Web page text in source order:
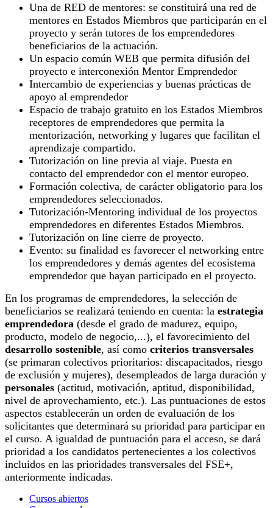
Una de RED de mentores: se constituirá una red de
mentores en Estados Miembros que participarán en el
proyecto y serán tutores de los emprendedores
beneficiarios de la actuación.
Un espacio común WEB que permita difusión del
proyecto e interconexión Mentor Emprendedor
Intercambio de experiencias y buenas prácticas de
apoyo al emprendedor
Espacio de trabajo gratuito en los Estados Miembros
receptores de emprendedores que permita la
mentorización, networking y lugares que facilitan el
aprendizaje compartido.
Tutorización on line previa al viaje. Puesta en
contacto del emprendedor con el mentor europeo.
Formación colectiva, de carácter obligatorio para los
emprendedores seleccionados.
Tutorización-Mentoring individual de los proyectos
emprendedores en diferentes Estados Miembros.
Tutorización on line cierre de proyecto.
Evento: su finalidad es favorecer el networking entre
los emprendedores y demás agentes del ecosistema
emprendedor que hayan participado en el proyecto.
En los programas de emprendedores, la selección de
beneficiarios se realizará teniendo en cuenta: la estrategia
emprendedora (desde el grado de madurez, equipo,
producto, modelo de negocio,...), el favorecimiento del
desarrollo sostenible, así como criterios transversales
(se primaran colectivos prioritarios: discapacitados, riesgo
de exclusión y mujeres), desempleados de larga duración y
personales (actitud, motivación, aptitud, disponibilidad,
nivel de aprovechamiento, etc.). Las puntuaciones de estos
aspectos establecerán un orden de evaluación de los
solicitantes que determinará su prioridad para participar en
el curso. A igualdad de puntuación para el acceso, se dará
prioridad a los candidatos pertenecientes a los colectivos
incluidos en las prioridades transversales del FSE+,
anteriormente indicadas.
Cursos abiertos